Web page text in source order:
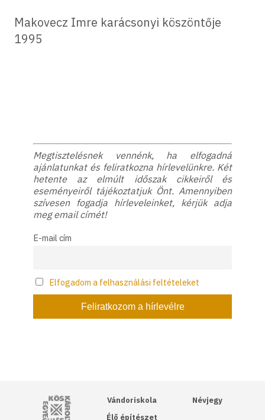
Makovecz Imre karácsonyi köszöntője
1995
Megtisztelésnek vennénk, ha elfogadná
ajánlatunkat és feliratkozna hírlevelünkre. Két
hetente az elmúlt időszak cikkeiről és
eseményeiről tájékoztatjuk Önt. Amennyiben
szívesen fogadja hírleveleinket, kérjük adja
meg email címét!
E-mail cím
Elfogadom a felhasználási feltételeket
Kós Károly Egyesülés
Vándoriskola
Élő építészet
Névjegy